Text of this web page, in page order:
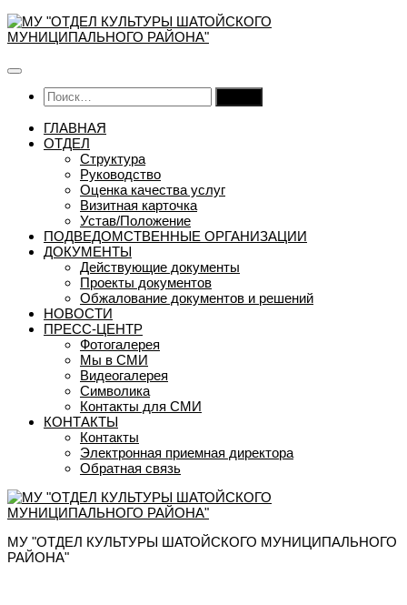
Перейти
к
Найти:
ГЛАВНАЯ
ОТДЕЛ
Структура
Руководство
Оценка качества услуг
Визитная карточка
Устав/Положение
ПОДВЕДОМСТВЕННЫЕ ОРГАНИЗАЦИИ
ДОКУМЕНТЫ
Действующие документы
Проекты документов
Обжалование документов и решений
НОВОСТИ
ПРЕСС-ЦЕНТР
Фотогалерея
Мы в СМИ
Видеогалерея
Символика
Контакты для СМИ
КОНТАКТЫ
Контакты
Электронная приемная директора
Обратная связь
МУ "ОТДЕЛ КУЛЬТУРЫ ШАТОЙСКОГО МУНИЦИПАЛЬНОГО
РАЙОНА"